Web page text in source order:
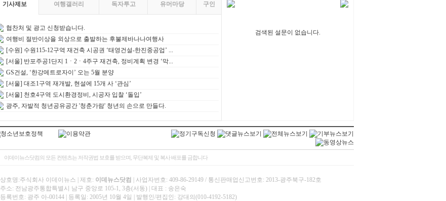
기사제보 여행갤러리 독자투고 유머마당 구인
협찬처 및 광고 신청받습니다.
여행비 절반이상을 외상으로 출발하는 후불제바나나여행사
[수원] 수원115-12구역 재건축 시공권 ‘태영건설-한진중공업’ ...
[서울] 반포주공1단지 1ㆍ2ㆍ4주구 재건축, 정비계획 변경 ‘막...
GS건설, ‘한강메트로자이’ 오는 5월 분양
[서울] 대조1구역 재개발, 현설에 15개 사 ‘관심’
[서울] 천호4구역 도시환경정비, 시공자 입찰 ‘돌입’
광주, 자발적 청년공유공간 '청춘가람' 청년의 손으로 만들다.
검색된 설문이 없습니다.
이데이뉴스닷컴의 모든 컨텐츠는 저작권법 보호를 받으며, 무단복제 및 복사 배포를 금합니다
상호명:주식회사 이데이뉴스 | 제호: 이데뉴스닷컴
| 사업자번호: 409-86-29149 / 통신판매업신고번호: 2013-광주북구-182호
주소: 전남광주통합특별시 남구 중앙로 105-1, 3층(서동) | 대표 : 송은숙
등록번호: 광주 아-00144 | 등록일: 2005년 10월 4일 | 발행인/편집인: 강대의(010-4192-5182)